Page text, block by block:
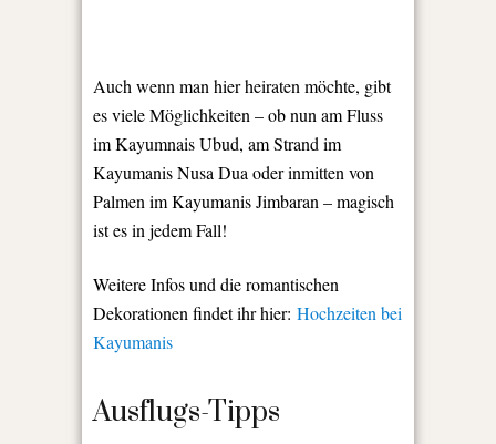
Auch wenn man hier heiraten möchte, gibt
es viele Möglichkeiten – ob nun am Fluss
im Kayumnais Ubud, am Strand im
Kayumanis Nusa Dua oder inmitten von
Palmen im Kayumanis Jimbaran – magisch
ist es in jedem Fall!
Weitere Infos und die romantischen
Dekorationen findet ihr hier: Hochzeiten bei
Kayumanis
Ausflugs-Tipps